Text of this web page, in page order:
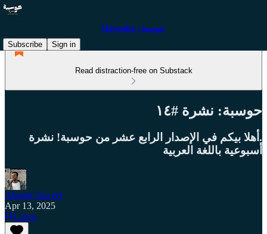
Hawsaba | حوسبة
Subscribe
Sign in
Read distraction-free on Substack
حوسبة: نشرة #١٤
.أهلا بيكم في الإصدار الرابع عشر من حوسبة! نشرة
أسبوعية باللغة العربية
Ahmed Taweel
Apr 13, 2025
Listen